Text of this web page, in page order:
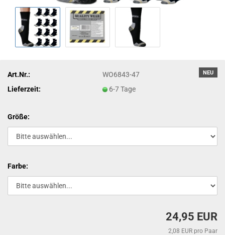
NEU
Art.Nr.:
WO6843-47
Lieferzeit:
6-7 Tage
Größe:
Farbe:
24,95 EUR
2,08 EUR pro Paar